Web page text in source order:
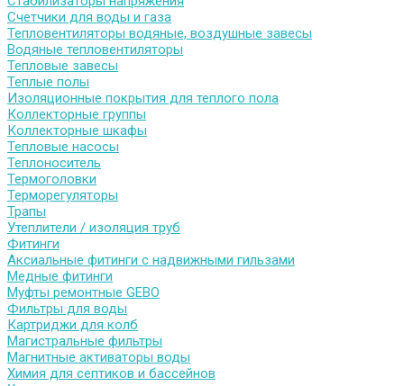
Счетчики для воды и газа
Тепловентиляторы водяные, воздушные завесы
Водяные тепловентиляторы
Тепловые завесы
Теплые полы
Изоляционные покрытия для теплого пола
Коллекторные группы
Коллекторные шкафы
Тепловые насосы
Теплоноситель
Термоголовки
Терморегуляторы
Трапы
Утеплители / изоляция труб
Фитинги
Аксиальные фитинги с надвижными гильзами
Медные фитинги
Муфты ремонтные GEBO
Фильтры для воды
Картриджи для колб
Магистральные фильтры
Магнитные активаторы воды
Химия для септиков и бассейнов